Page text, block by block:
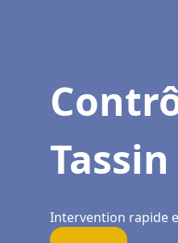
Intervention rapide